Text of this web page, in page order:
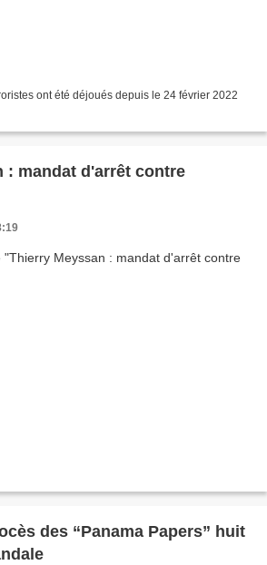
ont été déjoués depuis le 24 février 2022
: mandat d'arrêt contre
des “Panama Papers” huit